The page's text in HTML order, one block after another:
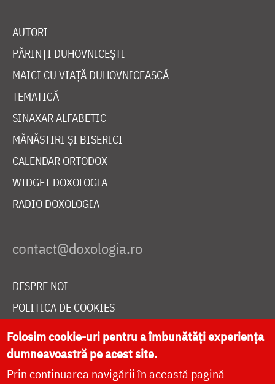
AUTORI
PĂRINȚI DUHOVNICEȘTI
MAICI CU VIAȚĂ DUHOVNICEASCĂ
TEMATICĂ
SINAXAR ALFABETIC
MĂNĂSTIRI ȘI BISERICI
CALENDAR ORTODOX
WIDGET DOXOLOGIA
RADIO DOXOLOGIA
DESPRE NOI
POLITICA DE COOKIES
DONEAZĂ ONLINE PENTRU CATEDRALA NAȚIONALĂ
LIVE
Folosim cookie-uri pentru a îmbunătăți experiența
dumneavoastră pe acest site.
Prin continuarea navigării în această pagină